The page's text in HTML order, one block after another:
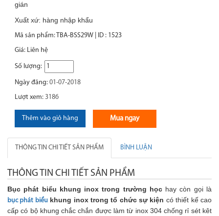
gián
Xuất xứ: hàng nhập khẩu
Mã sản phẩm: TBA-BSS29W | ID : 1523
Giá: Liên hệ
Số lượng:
Ngày đăng: 01-07-2018
Lượt xem: 3186
Thêm vào giỏ hàng Mua ngay
THÔNG TIN CHI TIẾT SẢN PHẨM BÌNH LUẬN
THÔNG TIN CHI TIẾT SẢN PHẨM
Bục phát biểu khung inox trong trường họchay còn gọi là
bục phát biểukhung inox trong tổ chức sự kiện có thiết kế cao
cấp có bộ khung chắc chắn được làm từ inox 304 chống rỉ sét kêt